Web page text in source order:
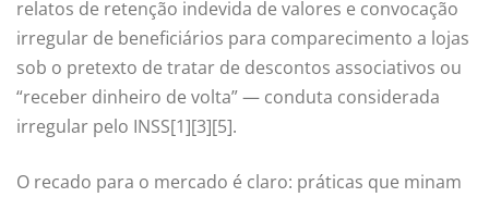
relatos de retenção indevida de valores e convocação
irregular de beneficiários para comparecimento a lojas
sob o pretexto de tratar de descontos associativos ou
“receber dinheiro de volta” — conduta considerada
irregular pelo INSS[1][3][5].
O recado para o mercado é claro: práticas que minam